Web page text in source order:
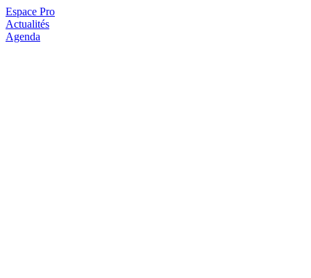
Espace Pro
Actualités
Agenda